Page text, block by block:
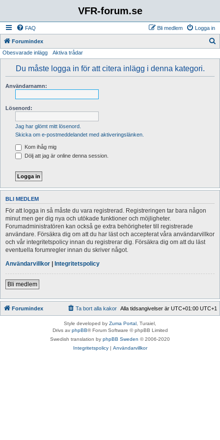
VFR-forum.se
FAQ Logga in
Bli medlem
Forumindex
Obesvarade inlägg Aktiva trådar
Du måste logga in för att citera inlägg i denna kategori.
Användarnamn:
Lösenord:
Jag har glömt mitt lösenord.
Skicka om e-postmeddelandet med aktiveringslänken.
Kom ihåg mig
Dölj att jag är online denna session.
BLI MEDLEM
För att logga in så måste du vara registrerad. Registreringen tar bara någon
minut men ger dig nya och utökade funktioner och möjligheter.
Forumadministratören kan också ge extra behörigheter till registrerade
användare. Försäkra dig om att du har läst och accepterat våra användarvillkor
och vår integritetspolicy innan du registrerar dig. Försäkra dig om att du läst
eventuella forumregler innan du skriver något.
Användarvillkor | Integritetspolicy
Bli medlem
Forumindex Alla tidsangivelser är UTC+01:00 UTC+1
Ta bort alla kakor
Style developed by Zuma Portal , Turaiel,
Drivs av phpBB® Forum Software © phpBB Limited
Swedish translation by phpBB Sweden © 2006-2020
Integritetspolicy| Användarvillkor